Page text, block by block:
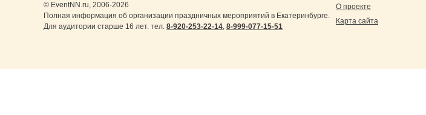
© EventNN.ru, 2006-2026
Полная информация об организации праздничных мероприятий в Екатеринбурге.
Для аудитории старше 16 лет. тел. 8-920-253-22-14, 8-999-077-15-51
О проекте
Карта сайта